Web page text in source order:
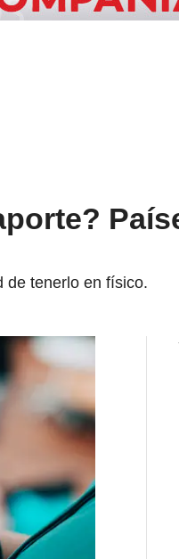
de tenerlo en físico.